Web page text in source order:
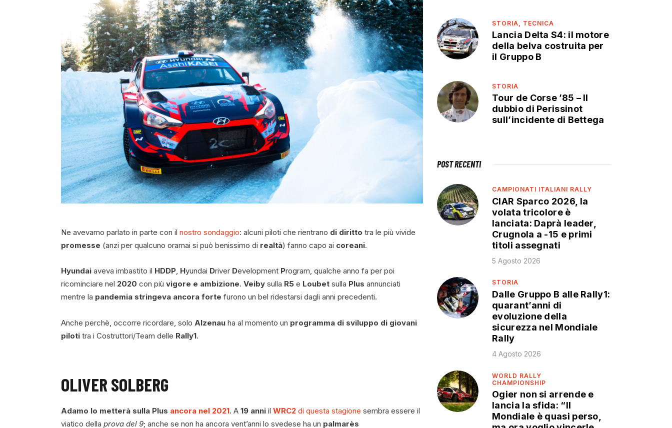
Ne avevamo parlato in parte con il nostro sondaggio: alcuni piloti che rientrano di diritto tra le più vivide
promesse (anzi per qualcuno oramai si può benissimo di realtà) fanno capo ai coreani.
Hyundai aveva imbastito il HDDP, Hyundai Driver Development Program, qualche anno fa per poi
ricominciare nel 2020 con più vigore e ambizione. Veiby sulla R5 e Loubet sulla Plus annunciati
mentre la pandemia stringeva ancora forte furono un bel ridestarsi dagli anni precedenti.
Anche perchè, occorre ricordare, solo Alzenau ha al momento un programma di sviluppo di giovani
piloti tra i Costruttori/Team delle Rally1.
OLIVER SOLBERG
Adamo lo metterà sulla Plus ancora nel 2021. A 19 anni il WRC2 di questa stagione sembra essere il
viatico della prova del 9; anche se non ha ancora vent’anni lo svedese ha un palmarès
STORIA, TECNICA
Lancia Delta S4: il motore
della belva costruita per
il Gruppo B
STORIA
Tour de Corse ’85 – Il
dubbio di Perissinot
sull’incidente di Bettega
POST RECENTI
CAMPIONATI ITALIANI RALLY
CIAR Sparco 2026, la
volata tricolore è
lanciata: Daprà leader,
Crugnola a -15 e primi
titoli assegnati
5 Agosto 2026
STORIA
Dalle Gruppo B alle Rally1:
quarant’anni di
evoluzione della
sicurezza nel Mondiale
Rally
4 Agosto 2026
WORLD RALLY
CHAMPIONSHIP
Ogier non si arrende e
lancia la sfida: “Il
Mondiale è quasi perso,